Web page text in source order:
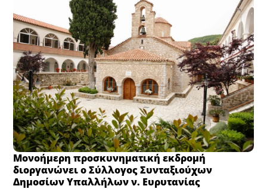
Μονοήμερη προσκυνηματική εκδρομή
διοργανώνει ο Σύλλογος Συνταξιούχων
Δημοσίων Υπαλλήλων ν. Ευρυτανίας